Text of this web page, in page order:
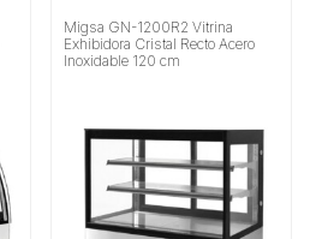
Migsa GN-1200R2 Vitrina
Exhibidora Cristal Recto Acero
Inoxidable 120 cm